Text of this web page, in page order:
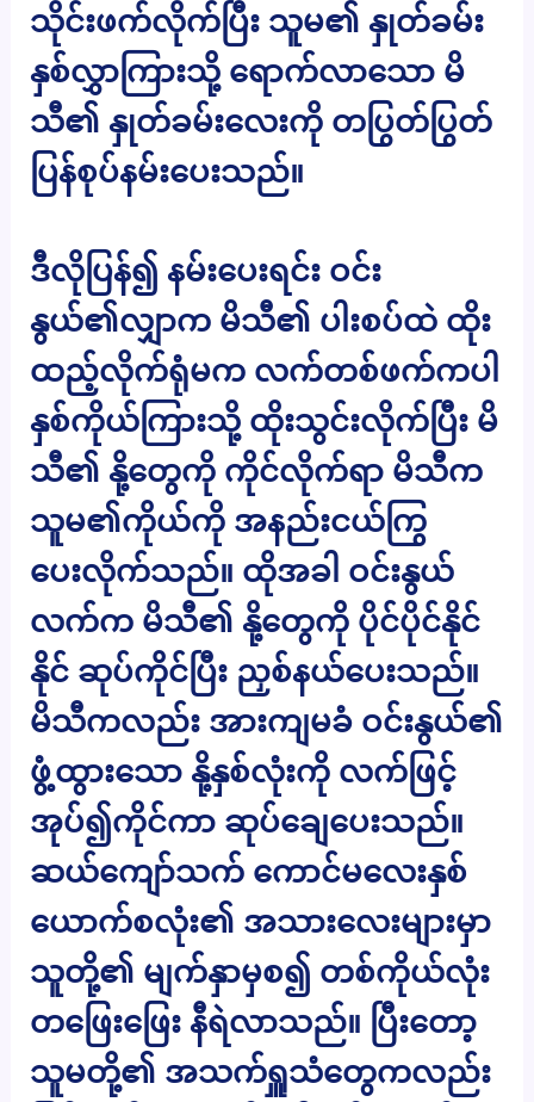
သိုင်းဖက်လိုက်ပြီး သူမ၏ နှုတ်ခမ်း
နှစ်လွှာကြားသို့ ရောက်လာသော မိ
သီ၏ နှုတ်ခမ်းလေးကို တပြွတ်ပြွတ်
ပြန်စုပ်နမ်းပေးသည်။
ဒီလိုပြန်၍ နမ်းပေးရင်း ဝင်း
နွယ်၏လျှာက မိသီ၏ ပါးစပ်ထဲ ထိုး
ထည့်လိုက်ရုံမက လက်တစ်ဖက်ကပါ
နှစ်ကိုယ်ကြားသို့ ထိုးသွင်းလိုက်ပြီး မိ
သီ၏ နို့တွေကို ကိုင်လိုက်ရာ မိသီက
သူမ၏ကိုယ်ကို အနည်းငယ်ကြွ
ပေးလိုက်သည်။ ထိုအခါ ဝင်းနွယ်
လက်က မိသီ၏ နို့တွေကို ပိုင်ပိုင်နိုင်
နိုင် ဆုပ်ကိုင်ပြီး ညှစ်နယ်ပေးသည်။
မိသီကလည်း အားကျမခံ ဝင်းနွယ်၏
ဖွံ့ထွားသော နို့နှစ်လုံးကို လက်ဖြင့်
အုပ်၍ကိုင်ကာ ဆုပ်ချေပေးသည်။
ဆယ်ကျော်သက် ကောင်မလေးနှစ်
ယောက်စလုံး၏ အသားလေးများမှာ
သူတို့၏ မျက်နှာမှစ၍ တစ်ကိုယ်လုံး
တဖြေးဖြေး နီရဲလာသည်။ ပြီးတော့
သူမတို့၏ အသက်ရှူသံတွေကလည်း